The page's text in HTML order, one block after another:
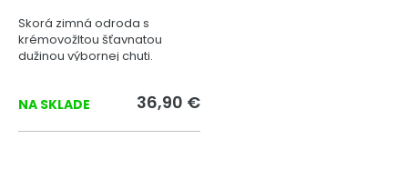
Skorá zimná odroda s
krémovožltou šťavnatou
dužinou výbornej chuti.
NA SKLADE 36,90 €